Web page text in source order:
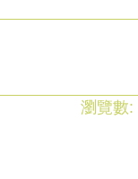
瀏覽數: